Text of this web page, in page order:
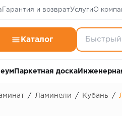
Гарантия и возвратУслугиО
Каталог
Паркетная доска
/ Ламинели / Кубань /